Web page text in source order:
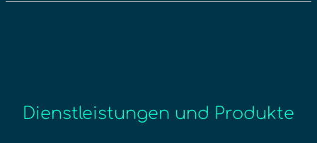
Dienstleistungen und Produkte